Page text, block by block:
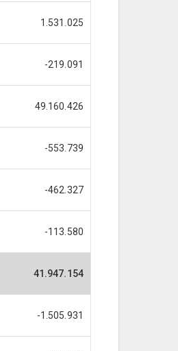
1.531.025
-219.091
49.160.426
-553.739
-462.327
-113.580
41.947.154
-1.505.931